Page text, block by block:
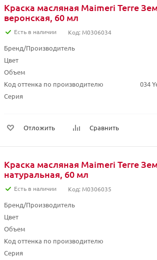
Краска масляная Maimeri Terre
веронская, 60 мл
Есть в наличии Код: M0306034
Бренд/Производитель
Цвет
Объем
Код оттенка по производителю
034
Серия
Отложить Сравнить
Краска масляная Maimeri Terre
натуральная, 60 мл
Есть в наличии Код: M0306035
Бренд/Производитель
Цвет
Объем
Код оттенка по производителю
Серия